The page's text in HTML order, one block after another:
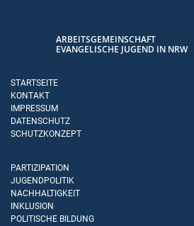
ARBEITSGEMEINSCHAFT
EVANGELISCHE JUGEND IN NRW
STARTSEITE
KONTAKT
IMPRESSUM
DATENSCHUTZ
SCHUTZKONZEPT
PARTIZIPATION
JUGENDPOLITIK
NACHHALTIGKEIT
INKLUSION
POLITISCHE BILDUNG